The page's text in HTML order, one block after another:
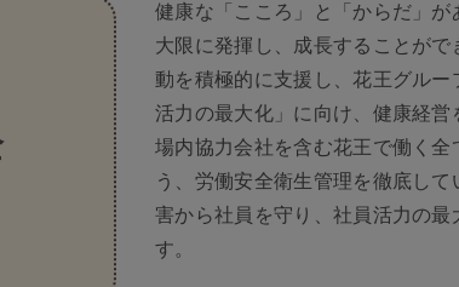
健康な「こころ」と「からだ」
大限に発揮し、成長することが
動を積極的に支援し、花王グル
活力の最大化」に向け、健康経営
場内協力会社を含む花王で働く全
う、労働安全衛生管理を徹底し
害から社員を守り、社員活力の最
す。